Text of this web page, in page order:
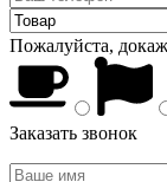
Пожалуйста,
Заказать звонок